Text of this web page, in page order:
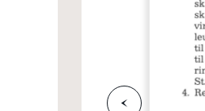
F
o
r
g
e
s
i
d